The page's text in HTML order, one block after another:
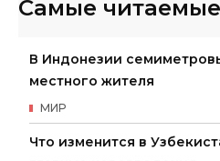
Самые читаемые
В Индонезии
местного жителя
МИР
Что изменится в